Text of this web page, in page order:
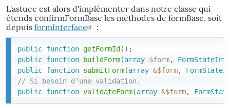
L'astuce est alors d'implémenter dans notre classe qui
étends confirmFormBase les méthodes de formBase, soit
depuis formInterface :
public function getFormId( ) ;
public function buildForm(array $form,
public function submitForm(array &$form,
// Si besoin d'une validation.
public function validateForm(array &$form,